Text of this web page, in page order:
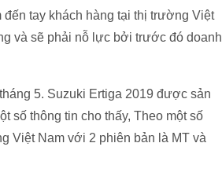
tay khách hàng tại thị trường Việt
và sẽ phải nỗ lực bởi trước đó doanh
5. Suzuki Ertiga 2019 được sản
số thông tin cho thấy, Theo một số
Việt Nam với 2 phiên bản là MT và